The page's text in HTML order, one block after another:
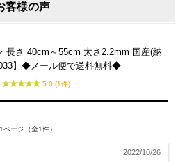
客様の声
長さ 40cm～55cm 太さ2.2mm 国産(納
】◆メール便で送料無料◆
5.0 (1件)
ページ（全1件）
2022/10/26